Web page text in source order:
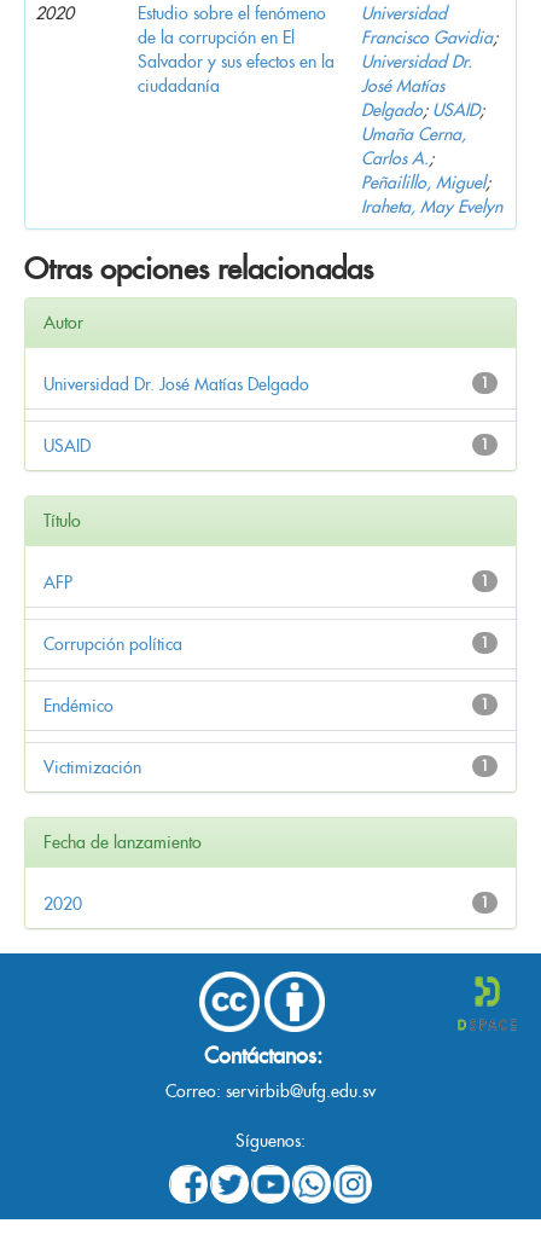
2020
Estudio sobre el fenómeno
de la corrupción en El
Salvador y sus efectos en la
ciudadanía
Universidad
Francisco Gavidia;
Universidad Dr.
José Matías
Delgado; USAID;
Umaña Cerna,
Carlos A.;
Peñailillo, Miguel;
Iraheta, May Evelyn
Otras opciones relacionadas
Autor
1
Universidad Dr. José Matías Delgado
1
USAID
Título
1
AFP
1
Corrupción política
1
Endémico
1
Victimización
Fecha de lanzamiento
1
2020
Contáctanos:
Correo: servirbib@ufg.edu.sv
Síguenos: